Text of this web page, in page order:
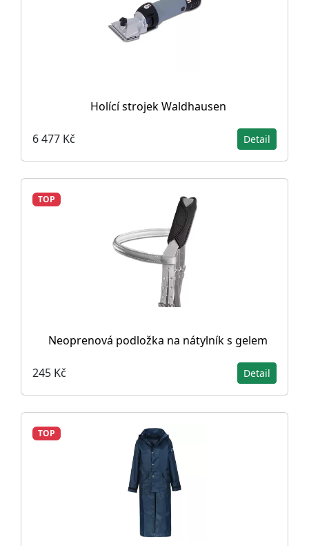
Holící strojek Waldhausen
6 477 Kč Detail
TOP
Neoprenová podložka na nátylník s gelem
245 Kč Detail
TOP